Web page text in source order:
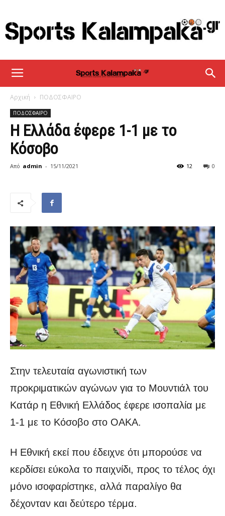
sportskalampaka
Αρχική ΠΟΔΟΣΦΑΙΡΟ
ΠΟΔΟΣΦΑΙΡΟ
Η Ελλάδα έφερε 1-1 με το
Κόσοβο
Από admin - 15/11/2021 0
12
Στην τελευταία αγωνιστική των
προκριματικών αγώνων για το Μουντιάλ του
Κατάρ η Εθνική Ελλάδος έφερε ισοπαλία με
1-1 με το Κόσοβο στο ΟΑΚΑ.
Η Εθνική εκεί που έδειχνε ότι μπορούσε να
κερδίσει εύκολα το παιχνίδι, προς το τέλος όχι
μόνο ισοφαρίστηκε, αλλά παραλίγο θα
δέχονταν και δεύτερο τέρμα.